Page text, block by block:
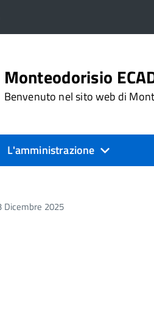
Monteodorisio
Benvenuto nel sito web di
L'amministrazione
Dicembre 2025